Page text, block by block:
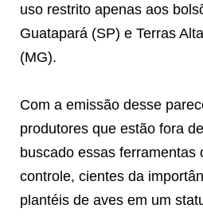
uso restrito apenas aos
Guatapará (SP) e Terras
(MG).
Com a emissão desse
produtores que estão fora
buscado essas ferramentas
controle, cientes da
plantéis de aves em um